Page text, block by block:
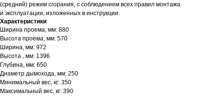
(средний) режим сгорания, с соблюдением всех правил монтажа
и эксплуатации, изложенных в инструкции.
Характеристики
Ширина проема, мм: 880
Высота проема, мм: 570
Ширина, мм: 972
Высота , мм: 1396
Глубина, мм: 650
Диаметр дымохода, мм: 250
Минимальный вес, кг: 350
Максимальный вес, кг: 390